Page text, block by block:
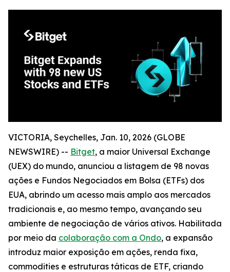
VICTORIA, Seychelles, Jan. 10, 2026 (GLOBE
NEWSWIRE) -- Bitget, a maior Universal Exchange
(UEX) do mundo, anunciou a listagem de 98 novas
ações e Fundos Negociados em Bolsa (ETFs) dos
EUA, abrindo um acesso mais amplo aos mercados
tradicionais e, ao mesmo tempo, avançando seu
ambiente de negociação de vários ativos. Habilitada
por meio da colaboração com a Ondo, a expansão
introduz maior exposição em ações, renda fixa,
commodities e estruturas táticas de ETF, criando